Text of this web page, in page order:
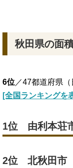
秋田県の面
6位／47都道府県（
[全国ランキングを
1位 由利本荘
2位 北秋田市